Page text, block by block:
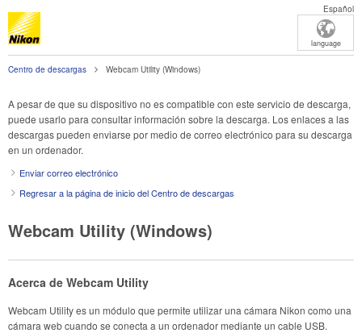
Español
language
Centro de descargas Webcam Utility (Windows)
A pesar de que su dispositivo no es compatible con este servicio de descarga,
puede usarlo para consultar información sobre la descarga. Los enlaces a las
descargas pueden enviarse por medio de correo electrónico para su descarga
en un ordenador.
Enviar correo electrónico
Regresar a la página de inicio del Centro de descargas
Webcam Utility (Windows)
Acerca de Webcam Utility
Webcam Utility es un módulo que permite utilizar una cámara Nikon como una
cámara web cuando se conecta a un ordenador mediante un cable USB.